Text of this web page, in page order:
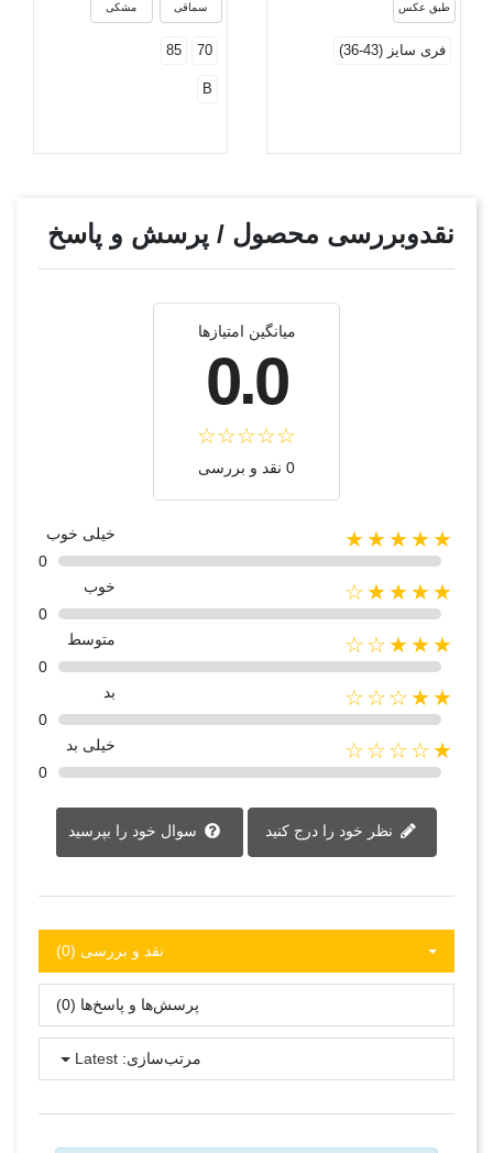
طبق عکس
فری سایز (43-36)
سماقی مشکی
70
85
B
نقدوبررسی محصول / پرسش و پاسخ
میانگین امتیازها
0.0
0 نقد و بررسی
★★★★★
خیلی خوب
0
★★★★☆
خوب
0
★★★☆☆
متوسط
0
★★☆☆☆
بد
0
★☆☆☆☆
خیلی بد
0
سوال خود را بپرسید
نقد و بررسی‌‌ (0)
پرسش‌ها و پاسخ‌ها (0)
مرتب‌سازی: Latest